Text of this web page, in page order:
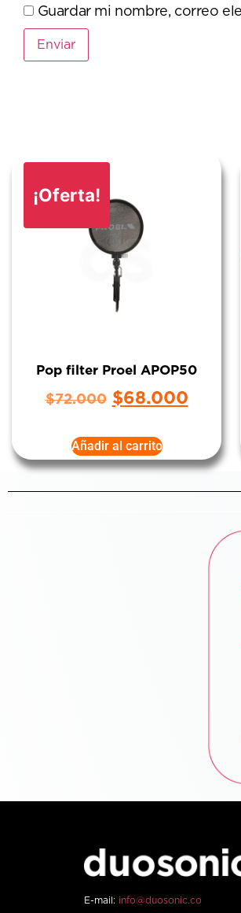
Guardar mi nombre, correo
¡Oferta!
Pop filter Proel APOP50
$72.000 $68.000
Añadir al carrito
E-mail: info@duosonic.co